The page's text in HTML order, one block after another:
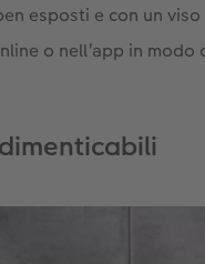
esposti e con un
o nell’app in modo